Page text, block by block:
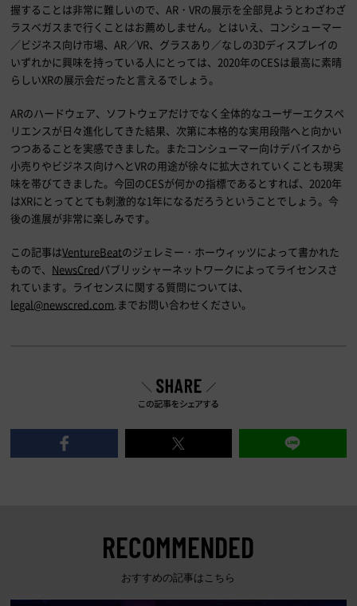
握することは非常に難しいので、AR ・VRの展示を全部見ようとわざわざ
ラスベガスまで行くことはお薦めしません。とはいえ、コンシューマー
／ビジネス向け市場、AR／VR、グラスあり／なしの3Dディスプレイの
いずれかに興味を持っている人にとっては、 2020年のCESは最高に素晴
らしいXRの展示会だったと言えるでしょう。
ARのハードウェア、ソフトウェアだけでなく全体的なユーザーエクスペ
リエンスが日々進化してきた結果、次第に本格的な実用段階へと向かい
つつあることを実感できました。またコンシューマー向けデバイスから
小売りやビジネス向けへとVRの用途が徐々に拡大されていくことも現実
味を帯びてきました。今回のCESが何かの指標であるとすれば、 2020年
はXRにとってとても刺激的な1年になるだろうということでしょう。今
後の進展が非常に楽しみです。
この記事はVentureBeatのジェレミー・ホーウィッツによって書かれた
もので、 NewsCredパブリッシャーネットワークによってライセンスさ
れています。ライセンスに関する質問については、
legal@newscred.com.までお問い合わせください。
RECOMMENDED
おすすめの記事はこちら